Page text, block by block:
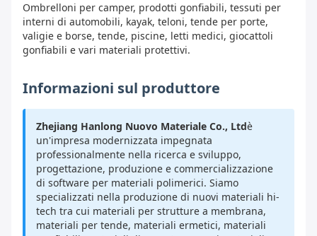
Ombrelloni per camper, prodotti gonfiabili, tessuti per
interni di automobili, kayak, teloni, tende per porte,
valigie e borse, tende, piscine, letti medici, giocattoli
gonfiabili e vari materiali protettivi.
Informazioni sul produttore
Zhejiang Hanlong Nuovo Materiale Co., Ltdè
un'impresa modernizzata impegnata
professionalmente nella ricerca e sviluppo,
progettazione, produzione e commercializzazione
di software per materiali polimerici. Siamo
specializzati nella produzione di nuovi materiali hi-
tech tra cui materiali per strutture a membrana,
materiali per tende, materiali ermetici, materiali